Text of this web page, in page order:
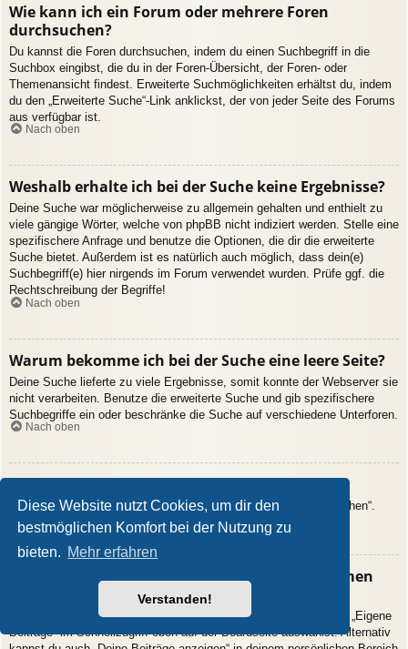
Diese Website nutzt Cookies, um dir den
bestmöglichen Komfort bei der Nutzung zu
bieten. Mehr erfahren
Verstanden!
Wie kann ich ein Forum oder mehrere Foren
durchsuchen?
Du kannst die Foren durchsuchen, indem du einen Suchbegriff in die
Suchbox eingibst, die du in der Foren-Übersicht, der Foren- oder
Themenansicht findest. Erweiterte Suchmöglichkeiten erhältst du, indem
du den „Erweiterte Suche“-Link anklickst, der von jeder Seite des Forums
aus verfügbar ist.
Nach oben
Weshalb erhalte ich bei der Suche keine Ergebnisse?
Deine Suche war möglicherweise zu allgemein gehalten und enthielt zu
viele gängige Wörter, welche von phpBB nicht indiziert werden. Stelle eine
spezifischere Anfrage und benutze die Optionen, die dir die erweiterte
Suche bietet. Außerdem ist es natürlich auch möglich, dass dein(e)
Suchbegriff(e) hier nirgends im Forum verwendet wurden. Prüfe ggf. die
Rechtschreibung der Begriffe!
Nach oben
Warum bekomme ich bei der Suche eine leere Seite?
Deine Suche lieferte zu viele Ergebnisse, somit konnte der Webserver sie
nicht verarbeiten. Benutze die erweiterte Suche und gib spezifischere
Suchbegriffe ein oder beschränke die Suche auf verschiedene Unterforen.
Nach oben
Wie kann ich nach Mitgliedern suchen?
Gehe zur Mitgliederliste und klicke auf „Nach einem Mitglied suchen“.
Nach oben
Wie kann ich meine eigenen Beiträge und Themen
Deine eigenen Beiträge kannst du dir anzeigen lassen, indem du „Eigene
Beiträge“ im Schnellzugriff oben auf der Boardseite auswählst. Alternativ